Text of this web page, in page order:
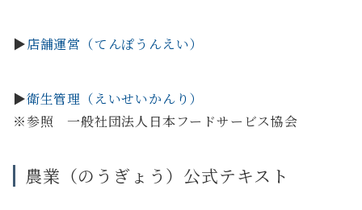
▶店舗運営（てんぽうんえい）
▶衛生管理（えいせいかんり）
※参照 一般社団法人日本フードサービス協会
農業（のうぎょう）公式テキスト